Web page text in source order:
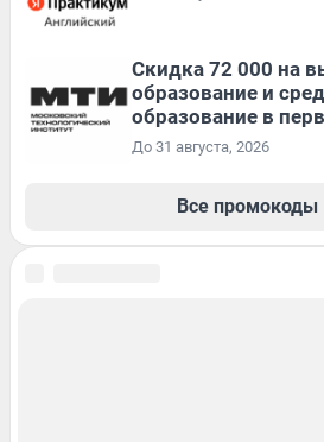
Скидка 72 000 на
образование и
образование в
До 31 августа, 2026
Все промокоды